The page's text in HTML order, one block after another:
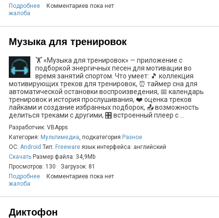
Подробнее
Комментариев пока нет
жалоба
Музыка для тренировок
🏋️ «Музыка для тренировок» — приложение с
подборкой энергичных песен для мотивации во
время занятий спортом. Что умеет: 🎵 коллекция
мотивирующих треков для тренировок, ⏰ таймер сна для
автоматической остановки воспроизведения, 📅 календарь
тренировок и история прослушивания, ❤️ оценка треков
лайками и создание избранных подборок, 📤 возможность
делиться треками с другими, 🎛️ встроенный плеер с ...
Разработчик: VBApps
Категория: Мультимедиа, подкатегория Разное
ОС: Android Тип: Freeware язык интерфейса: английский
Скачать Размер файла: 34,9Mb
Просмотров: 130
Загрузок: 81
Подробнее
Комментариев пока нет
жалоба
Диктофон